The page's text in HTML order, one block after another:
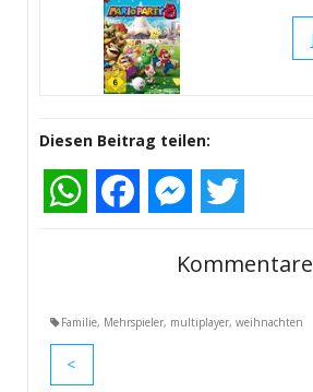
Diesen Beitrag teilen:
WhatsAppFacebookMessenger
Kommentare
Familie, Mehrspieler, multiplayer, weihnachten
<